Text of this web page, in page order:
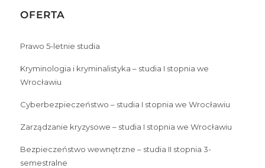
OFERTA
Prawo 5-letnie studia
Kryminologia i kryminalistyka – studia I stopnia we
Wrocławiu
Cyberbezpieczeństwo – studia I stopnia we Wrocławiu
Zarządzanie kryzysowe – studia I stopnia we Wrocławiu
Bezpieczeństwo wewnętrzne – studia II stopnia 3-
semestralne